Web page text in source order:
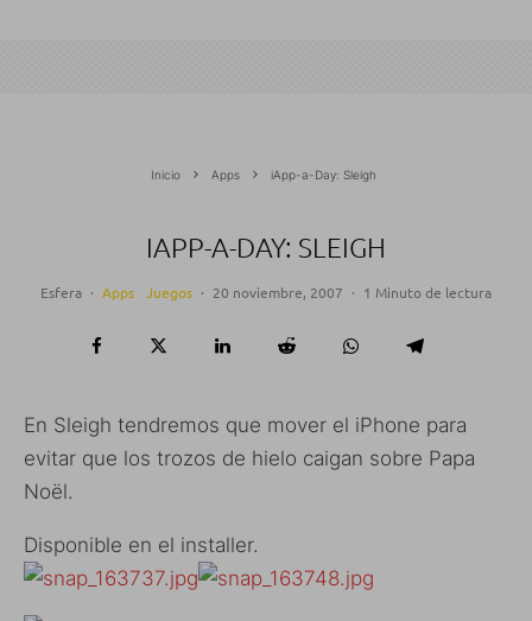
Inicio Apps iApp-a-Day: Sleigh
IAPP-A-DAY: SLEIGH
Esfera · Apps Juegos · 20 noviembre, 2007 · 1 Minuto de lectura
En Sleigh tendremos que mover el iPhone para
evitar que los trozos de hielo caigan sobre Papa
Noël.
Disponible en el installer.